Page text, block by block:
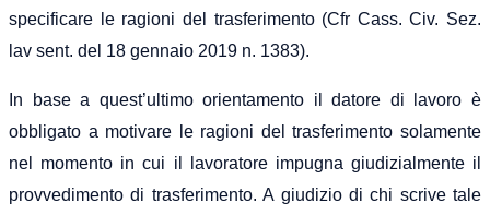
specificare le ragioni del trasferimento (Cfr Cass. Civ. Sez.
lav sent. del 18 gennaio 2019 n. 1383).
In base a quest’ultimo orientamento il datore di lavoro è
obbligato a motivare le ragioni del trasferimento solamente
nel momento in cui il lavoratore impugna giudizialmente il
provvedimento di trasferimento. A giudizio di chi scrive tale